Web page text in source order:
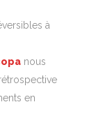
à
nous
en